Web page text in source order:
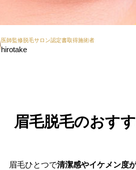
医師監修脱毛サロン認定書取得施術者
hirotake
眉毛脱毛のおす
眉毛ひとつで清潔感やイケメン度